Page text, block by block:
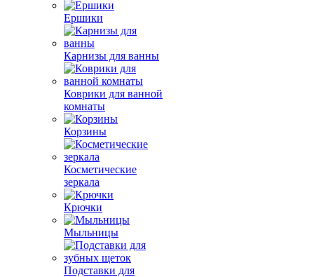
Ершики
Карнизы для ванны
Коврики для ванной
комнаты
Корзины
Косметические
зеркала
Крючки
Мыльницы
Подставки для